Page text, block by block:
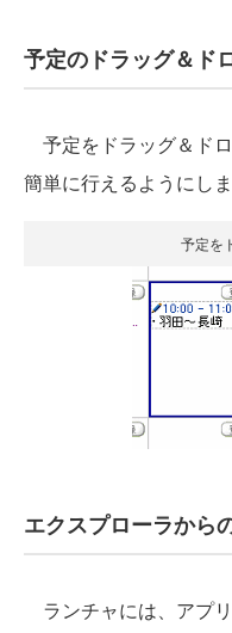
予定のドラッグ＆ド
予定をドラッグ＆ド
簡単に行えるようにしま
予定を
エクスプローラから
ランチャには、アプ